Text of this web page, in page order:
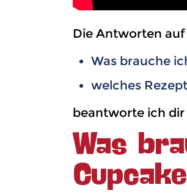
Die Antworten auf
Was brauche
welches
beantworte ich dir
Was